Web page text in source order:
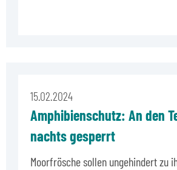
15.02.2024
Amphibienschutz: An den
nachts gesperrt
Moorfrösche sollen ungehindert zu